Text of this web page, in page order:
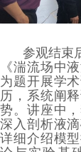
参观结束
《湍流场中
为题开展学
历，系统阐
势。讲座中
深入剖析液
详细介绍模